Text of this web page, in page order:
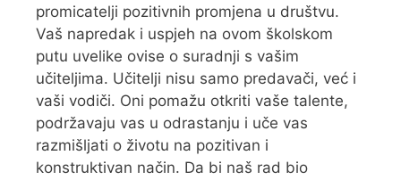
promicatelji pozitivnih promjena u društvu.
Vaš napredak i uspjeh na ovom školskom
putu uvelike ovise o suradnji s vašim
učiteljima. Učitelji nisu samo predavači, već i
vaši vodiči. Oni pomažu otkriti vaše talente,
podržavaju vas u odrastanju i uče vas
razmišljati o životu na pozitivan i
konstruktivan način. Da bi naš rad bio